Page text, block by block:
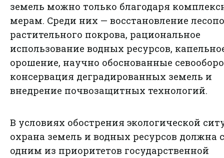
земель можно только благодаря
мерам. Среди них — восстановление
растительного покрова, рациональное
использование водных ресурсов,
орошение, научно обоснованные
консервация деградированных земель и
внедрение почвозащитных технологий.
В условиях обострения экологической
охрана земель и водных ресурсов должна
одним из приоритетов государственной